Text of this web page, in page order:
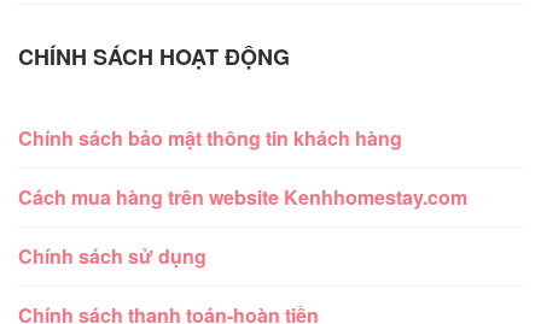
CHÍNH SÁCH HOẠT ĐỘNG
Chính sách bảo mật thông tin khách hàng
Cách mua hàng trên website Kenhhomestay.com
Chính sách sử dụng
Chính sách thanh toán-hoàn tiền